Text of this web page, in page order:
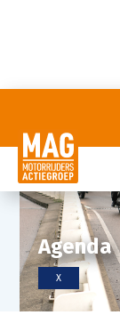
Agenda
X